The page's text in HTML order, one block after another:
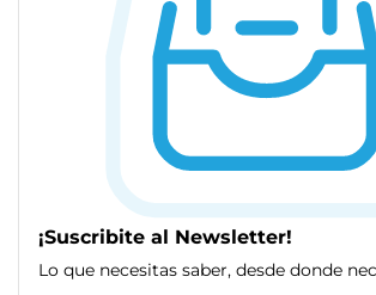
¡Suscribite al Newsletter!
Lo que necesitas saber, desde donde